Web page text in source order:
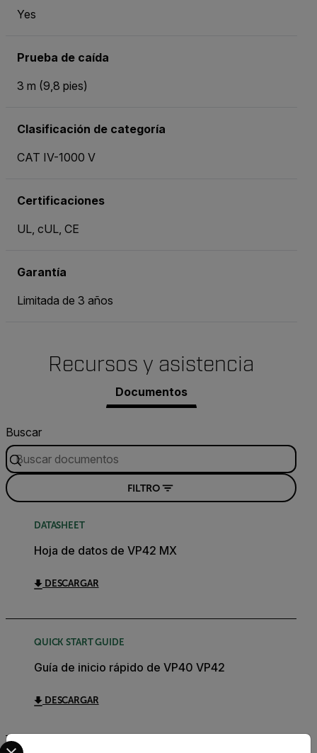
Yes
Prueba de caída
3 m (9,8 pies)
Clasificación de categoría
CAT IV-1000 V
Certificaciones
UL, cUL, CE
Garantía
Limitada de 3 años
Recursos y asistencia
Documentos
Buscar
FILTRO
DATASHEET
Hoja de datos de VP42 MX
DESCARGAR
QUICK START GUIDE
Guía de inicio rápido de VP40 VP42
DESCARGAR
Select your preferred country and language from the